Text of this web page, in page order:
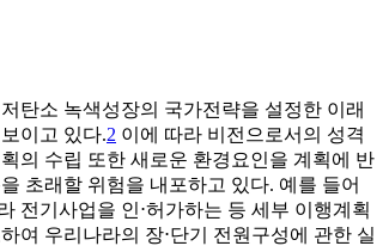
탄소 녹색성장의 국가전략을 설정한 이래
이고 있다.2 이에 따라 비전으로서의 성격
의 수립 또한 새로운 환경요인을 계획에 반
초래할 위험을 내포하고 있다. 예를 들어
전기사업을 인⋅허가하는 등 세부 이행계획
여 우리나라의 장⋅단기 전원구성에 관한 실